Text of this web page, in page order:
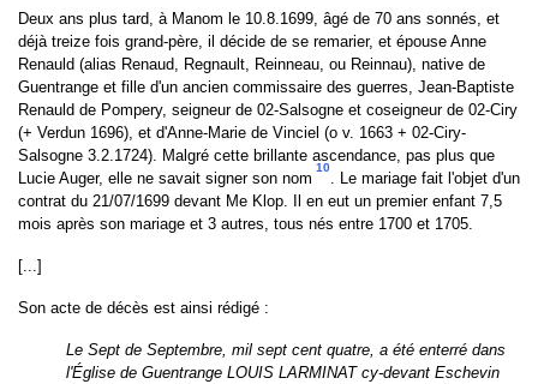
Deux ans plus tard, à Manom le 10.8.1699, âgé de 70 ans sonnés, et
déjà treize fois grand-père, il décide de se remarier, et épouse Anne
Renauld (alias Renaud, Regnault, Reinneau, ou Reinnau), native de
Guentrange et fille d'un ancien commissaire des guerres, Jean-Baptiste
Renauld de Pompery, seigneur de 02-Salsogne et coseigneur de 02-Ciry
(+ Verdun 1696), et d'Anne-Marie de Vinciel (o v. 1663 + 02-Ciry-
Salsogne 3.2.1724). Malgré cette brillante ascendance, pas plus que
Lucie Auger, elle ne savait signer son nom
10
. Le mariage fait l'objet d'un
contrat du 21/07/1699 devant Me Klop. Il en eut un premier enfant 7,5
mois après son mariage et 3 autres, tous nés entre 1700 et 1705.
[...]
Son acte de décès est ainsi rédigé :
Le Sept de Septembre, mil sept cent quatre, a été enterré dans
l'Église de Guentrange LOUIS LARMINAT cy-devant Eschevin